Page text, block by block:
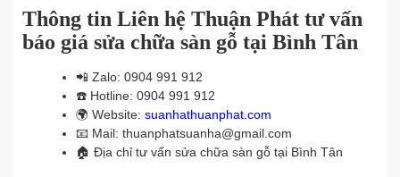
Thông tin Liên hệ Thuận Phát tư vấn
báo giá sửa chữa sàn gỗ tại Bình Tân
📲 Zalo: 0904 991 912
☎️ Hotline: 0904 991 912
🌍 Website: suanhathuanphat.com
📧 Mail: thuanphatsuanha@gmail.com
🏠 Địa chỉ tư vấn sửa chữa sàn gỗ tại Bình Tân